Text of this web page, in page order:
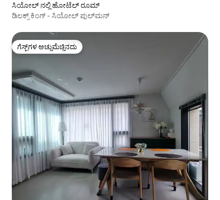
ಸಿಯೋಲ್ ನಲ್ಲಿ ಹೋಟೆಲ್ ರೂಮ್
ಡಿಲಕ್ಸ್ ಕಿಂಗ್ - ಸಿಯೋಲ್ ಪುಲ್‌ಮನ್
ಗೆಸ್ಟ್‌ಗಳ ಅಚ್ಚುಮೆಚ್ಚಿನದು
ಗೆಸ್ಟ್‌ಗಳ ಅಚ್ಚುಮೆಚ್ಚಿನದು